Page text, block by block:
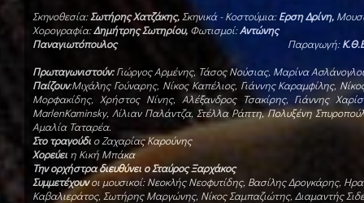
Σκηνοθεσία:Σωτήρης Χατζάκης, Σκηνικά - Κοστούμια:Ερση Δρίνη,
Χορογραφία:Δημήτρης Σωτηρίου, Φωτισμοί:Αντώνης
Παναγιωτόπουλος
Παραγωγή:
Πρωταγωνιστούν:Γιώργος Αρμένης, Τάσος Νούσιας, Μαρίνα
Παίζουν:Μιχάλης Γούναρης, Νίκος Καπέλιος, Γιάννης Καραμφίλης,
Μορφακίδης, Χρήστος Νίνης, Αλέξανδρος Τσακίρης, Γιάννης
MarlenKaminsky, Λίλιαν Παλάντζα, Στέλλα Ράπτη, Πολυξένη
Αμαλία Ταταρέα.
Στο τραγούδι ο Ζαχαρίας Καρούνης
Χορεύει η Κική Μπάκα
Την ορχήστρα διευθύνει ο Σταύρος Ξαρχάκος
Συμμετέχουνοι μουσικοί: Νεοκλής Νεοφυτίδης, Βασίλης Δρογκάρης,
Καβαλιεράτος, Σωτήρης Μαργώνης, Νίκος Σαμπαζιώτης, Διαμαντής